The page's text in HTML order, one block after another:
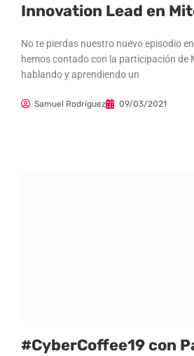
Innovation Lead en
No te pierdas nuestro nuevo episodio
hemos contado con la participación de
hablando y aprendiendo un
Samuel Rodríguez 09/03/2021
#CyberCoffee19 con